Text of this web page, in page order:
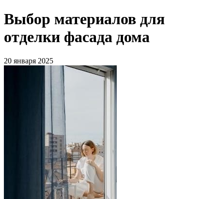
Выбор материалов для
отделки фасада дома
20 января 2025